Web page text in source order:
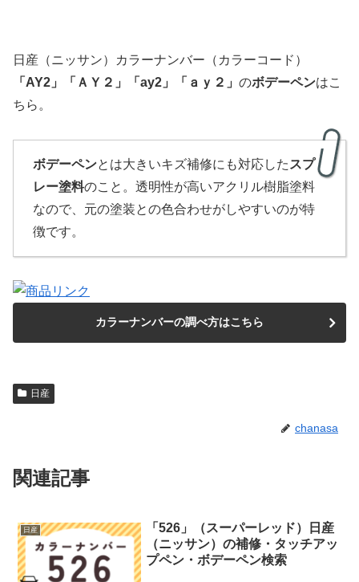
日産（ニッサン）カラーナンバー（カラーコード）
「 AY2」「Ａ Ｙ２」「ay2」「ａｙ２」 のボデーペンはこ
ちら。
ボデーペンとは大きいキズ補修にも対応した スプ
レー塗料のこと。透明性が高いアクリル樹脂塗料
なので、元の塗装との色合わせがしやすいのが特
徴です。
カラーナンバーの調べ方はこちら
日産
chanasa
関連記事
日産
「526」（スーパーレッド）日産
（ニッサン）の補修・タッチアッ
プペン・ボデーペン検索